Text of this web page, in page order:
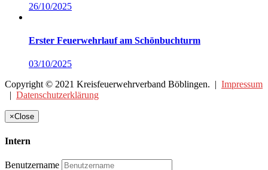
26/10/2025
Erster Feuerwehrlauf am Schönbuchturm
03/10/2025
Copyright © 2021 Kreisfeuerwehrverband Böblingen. | Impressum
| Datenschutzerklärung
×Close
Intern
Benutzername